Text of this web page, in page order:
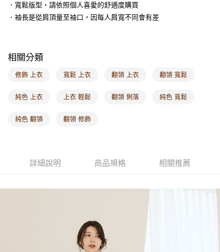
每筆NT$60，滿NT$1,000(含以上)免運費
付款後門市自取
每筆NT$60，滿NT$1,000(含以上)免運費
．寬鬆版型，請依照個人喜愛的舒適度購買
．袖長是從肩頂量至袖口，因每人肩寬不同會有差
相關分類
修飾 上衣 寬鬆 上衣 翻領 上衣 翻領 寬鬆
純色 上衣 上衣 輕鬆 翻領 俐落 純色 寬鬆
純色 翻領 翻領 修飾
詳細說明 商品規格 相關推薦